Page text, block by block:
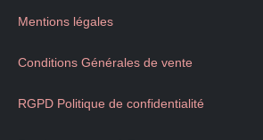
Mentions légales
Conditions Générales de vente
RGPD Politique de confidentialité